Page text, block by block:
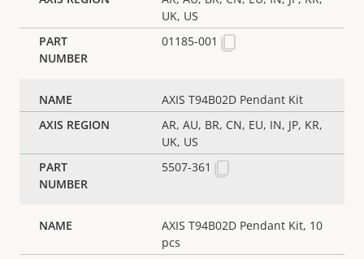
UK, US
01185-001
AXIS T94B02D Pendant Kit
AR, AU, BR, CN, EU, IN, JP, KR,
UK, US
5507-361
AXIS T94B02D Pendant Kit, 10
pcs